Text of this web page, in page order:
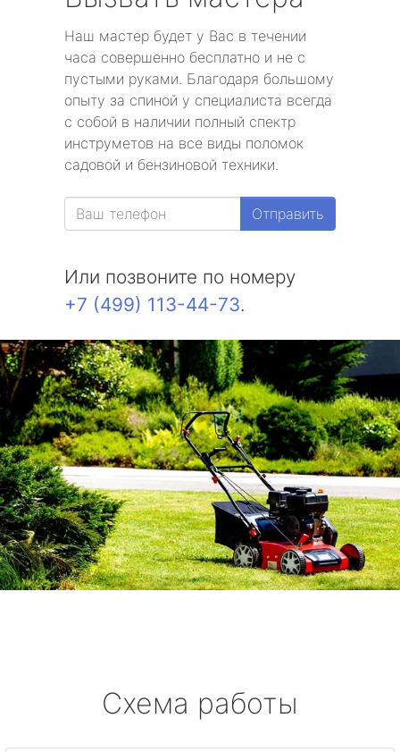
Наш мастер будет у Вас в течении
часа совершенно бесплатно и не с
пустыми руками. Благодаря большому
опыту за спиной у специалиста всегда
с собой в наличии полный спектр
инструметов на все виды поломок
садовой и бензиновой техники.
Отправить
Или позвоните по номеру
+7 (499) 113-44-73.
Схема работы